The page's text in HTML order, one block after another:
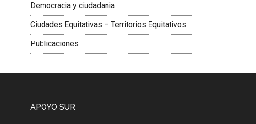
Democracia y ciudadania
Ciudades Equitativas – Territorios Equitativos
Publicaciones
APOYO SUR